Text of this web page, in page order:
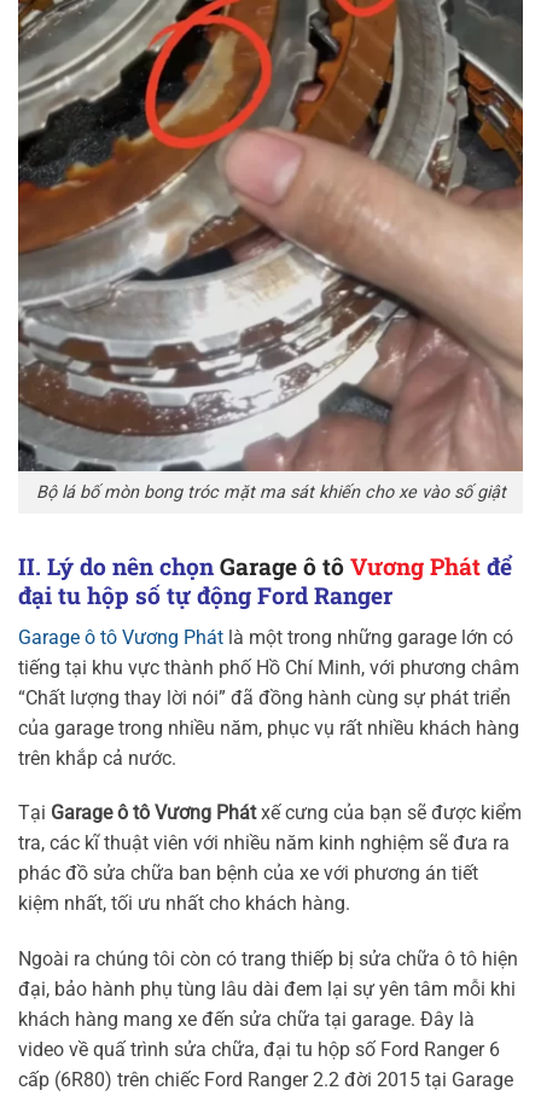
Bộ lá bố mòn bong tróc mặt ma sát khiến cho xe vào số giật
II. Lý do nên chọn Garage ô tô Vương Phát để
đại tu hộp số tự động Ford Ranger
Garage ô tô Vương Phát là một trong những garage lớn có
tiếng tại khu vực thành phố Hồ Chí Minh, với phương châm
“Chất lượng thay lời nói” đã đồng hành cùng sự phát triển
của garage trong nhiều năm, phục vụ rất nhiều khách hàng
trên khắp cả nước.
Tại Garage ô tô Vương Phátxế cưng của bạn sẽ được kiểm
tra, các kĩ thuật viên với nhiều năm kinh nghiệm sẽ đưa ra
phác đồ sửa chữa ban bệnh của xe với phương án tiết
kiệm nhất, tối ưu nhất cho khách hàng.
Ngoài ra chúng tôi còn có trang thiếp bị sửa chữa ô tô hiện
đại, bảo hành phụ tùng lâu dài đem lại sự yên tâm mỗi khi
khách hàng mang xe đến sửa chữa tại garage. Đây là
video về quấ trình sửa chữa, đại tu hộp số Ford Ranger 6
cấp (6R80) trên chiếc Ford Ranger 2.2 đời 2015 tại Garage